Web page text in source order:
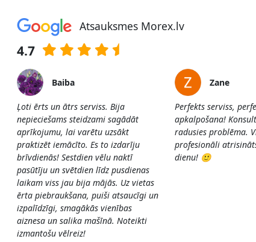
Atsauksmes Morex.lv
4.7
Baiba
Ļoti ērts un ātrs serviss. Bija
nepieciešams steidzami sagādāt
aprīkojumu, lai varētu uzsākt
praktizēt iemācīto. Es to izdarīju
brīvdienās! Sestdien vēlu naktī
pasūtīju un svētdien līdz pusdienas
laikam viss jau bija mājās. Uz vietas
ērta piebraukšana, puiši atsaucīgi un
izpalīdzīgi, smagākās vienības
aiznesa un salika mašīnā. Noteikti
izmantošu vēlreiz!
Zane
Perfekts serviss,
apkalpošana!
radusies problēma.
profesionāli
dienu! 🙂